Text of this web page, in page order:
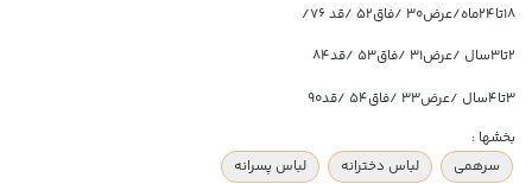
۱۸تا۲۴ماه/عرض۳۰ /فاق۵۲ /قد ۷۶/
۲تا۳سال /عرض۳۱ /فاق۵۳ /قد۸۴
۳تا۴سال /عرض۳۳ /فاق۵۴ /قد۹۰
بخشها :
سرهمی
لباس دخترانه لباس پسرانه